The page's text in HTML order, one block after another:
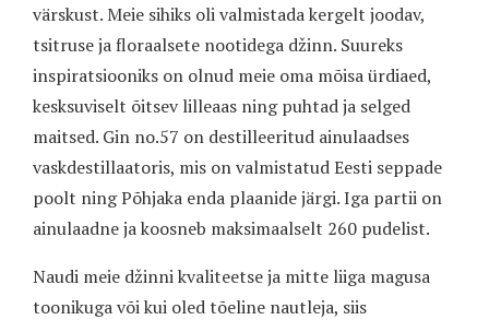
värskust. Meie sihiks oli valmistada kergelt joodav,
tsitruse ja floraalsete nootidega džinn. Suureks
inspiratsiooniks on olnud meie oma mõisa ürdiaed,
kesksuviselt õitsev lilleaas ning puhtad ja selged
maitsed. Gin no.57 on destilleeritud ainulaadses
vaskdestillaatoris, mis on valmistatud Eesti seppade
poolt ning Põhjaka enda plaanide järgi. Iga partii on
ainulaadne ja koosneb maksimaalselt 260 pudelist.
Naudi meie džinni kvaliteetse ja mitte liiga magusa
toonikuga või kui oled tõeline nautleja, siis